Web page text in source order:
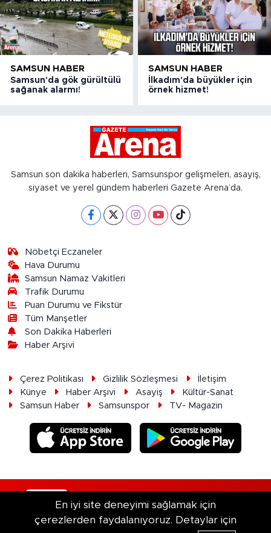
SAMSUN HABER
Samsun'da gök gürültülü
sağanak alarmı!
SAMSUN HABER
İlkadım'da büyükler için
örnek hizmet!
Samsun son dakika haberleri, Samsunspor gelişmeleri, asayiş,
siyaset ve yerel gündem haberleri Gazete Arena’da.
Nöbetçi Eczaneler
Hava Durumu
Samsun Namaz Vakitleri
Trafik Durumu
Puan Durumu ve Fikstür
Tüm Manşetler
Son Dakika Haberleri
Haber Arşivi
Çerez Politikası Gizlilik Sözleşmesi
İletişim
Künye
Haber Arşivi Asayiş
Kültür-Sanat
Samsun Haber
Samsunspor TV- Magazin
En iyi site deneyimi sağlamak için
çerezlerden faydalanıyoruz. Detaylar için